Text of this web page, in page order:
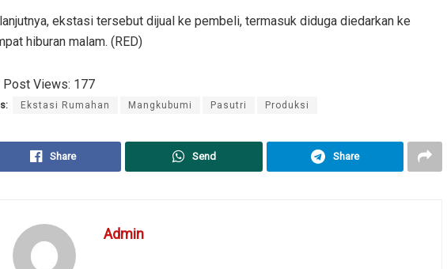
ekstasi tersebut dijual ke pembeli, termasuk diduga diedarkan ke
hiburan malam. (RED)
Post Views: 177
Ekstasi Rumahan Mangkubumi Pasutri Produksi
Share Send Share
Admin